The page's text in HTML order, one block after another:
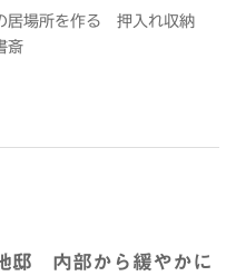
居場所を作る 押入れ収納
斎
邸 内部から緩やかに